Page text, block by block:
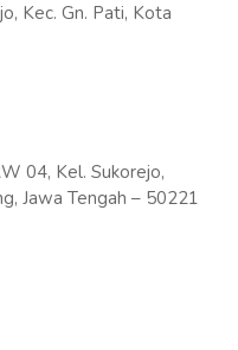
Kec. Gn. Pati, Kota
04, Kel. Sukorejo,
Jawa Tengah – 50221